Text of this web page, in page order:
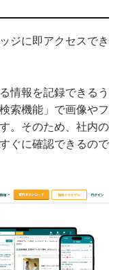
ジに即アクセスでき
情報を記録できるう
索機能」で画像やフ
。そのため、社内の
ぐに確認できるので